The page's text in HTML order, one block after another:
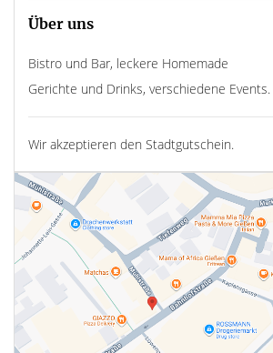
Über uns
Bistro und Bar, leckere Homemade
Gerichte und Drinks, verschiedene Events.
Wir akzeptieren den Stadtgutschein.